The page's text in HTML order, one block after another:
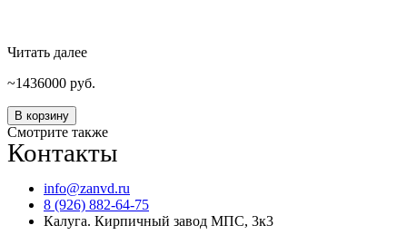
Читать далее
1436000 руб.
Количество
товара
Юнилос
АСТРА
Миди
В корзину
Смотрите также
Контакты
info@zanvd.ru
8 (926) 882-64-75
Калуга. Кирпичный завод МПС, 3к3